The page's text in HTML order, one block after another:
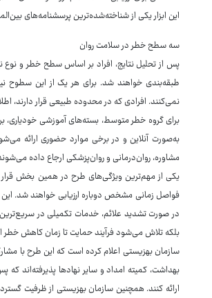
این ابزار یکی از شناخته‌شده‌ترین پرسشنامه‌های
سه سطح خطر در سلامت روان
پس از تحلیل نتایج، افراد بر اساس سطح خطر و
طبقه‌بندی خواهند شد. برای هر یک از این سطوح
نمی‌کنند. افرادی که در محدوده طبیعی قرار دارند،
برای گروه خطر متوسط، بسته‌های آموزشی
به‌صورت آنلاین و در برخی موارد حضوری ارائه
مشاوره، روان‌درمانی و روان‌پزشکی ارجاع داده
یکی از مهم‌ترین ویژگی‌های طرح در همین بخش قرار
فواصل زمانی مشخص دوباره ارزیابی خواهند شد. این
در صورت تشدید علائم، خدمات تکمیلی در
بلکه تلاش می‌شود فرآیند حمایت تا زمان کاهش خطر
سازمان بهزیستی اعلام کرده است که این طرح با
بهداشت، کمیته امداد و سایر نهادها پذیرفته‌اند
ارائه کنند. همچنین سازمان بهزیستی از ظرفیت